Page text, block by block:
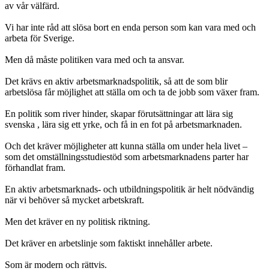
av vår välfärd.
Vi har inte råd att slösa bort en enda person som kan vara med och
arbeta för Sverige.
Men då måste politiken vara med och ta ansvar.
Det krävs en aktiv arbetsmarknadspolitik, så att de som blir
arbetslösa får möjlighet att ställa om och ta de jobb som växer fram.
En politik som river hinder, skapar förutsättningar att lära sig
svenska , lära sig ett yrke, och få in en fot på arbetsmarknaden.
Och det kräver möjligheter att kunna ställa om under hela livet –
som det omställningsstudiestöd som arbetsmarknadens parter har
förhandlat fram.
En aktiv arbetsmarknads- och utbildningspolitik är helt nödvändig
när vi behöver så mycket arbetskraft.
Men det kräver en ny politisk riktning.
Det kräver en arbetslinje som faktiskt innehåller arbete.
Som är modern och rättvis.